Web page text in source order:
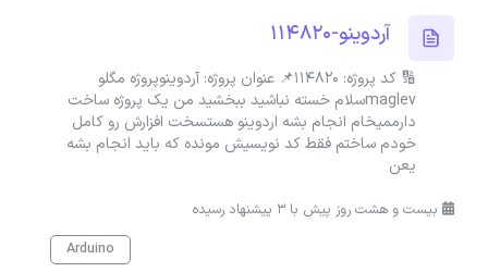
آردوینو-114820
🔢 کد پروژه: 114820📌 عنوان پروژه: آردوینوپروژه مگلو
maglevسلام خسته نباشید ببخشید من یک پروژه ساخت
دارممیخام انجام بشه اردوینو هستسخت افزارش رو کامل
خودم ساختم فقط کد نویسیش مونده که باید انجام بشه
یعن
بیست و هشت روز پیش با 3 پیشنهاد رسیده
Arduino